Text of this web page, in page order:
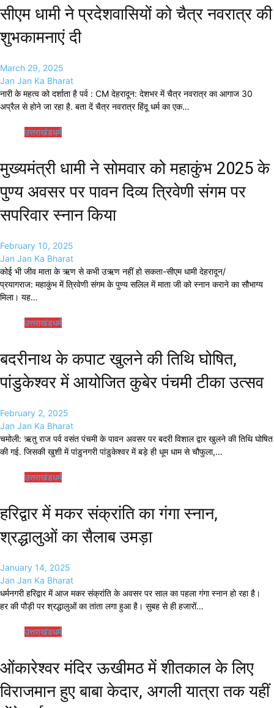
सीएम धामी ने प्रदेशवासियों को चैत्र नवरात्र की
शुभकामनाएं दी
March 29, 2025
Jan Jan Ka Bharat
नारी के महत्व को दर्शाता है पर्व : CM देहरादून: देशभर में चैत्र नवरात्र का आगाज 30
अप्रैल से होने जा रहा है. बता दें चैत्र नवरात्र हिंदू धर्म का एक…
उत्तराखंडधर्म
मुख्यमंत्री धामी ने सोमवार को महाकुंभ 2025 के
पुण्य अवसर पर पावन दिव्य त्रिवेणी संगम पर
सपरिवार स्नान किया
February 10, 2025
Jan Jan Ka Bharat
कोई भी जीव माता के ऋण से कभी उऋण नहीं हो सकता-सीएम धामी देहरादून/
प्रयागराज: महाकुंभ में त्रिवेणी संगम के पुण्य सलिल में माता जी को स्नान कराने का सौभाग्य
मिला। यह…
उत्तराखंडधर्म
बदरीनाथ के कपाट खुलने की तिथि घोषित,
पांडुकेश्वर में आयोजित कुबेर पंचमी टीका उत्सव
February 2, 2025
Jan Jan Ka Bharat
चमोली: ऋतु राज पर्व वसंत पंचमी के पावन अवसर पर बदरी विशाल द्वार खुलने की तिथि घोषित
की गई. जिसकी खुशी में पांडुनगरी पांडुकेश्वर में बड़े ही धूम धाम से चौफुला,…
उत्तराखंडधर्म
हरिद्वार में मकर संक्रांति का गंगा स्नान,
श्रद्धालुओं का सैलाब उमड़ा
January 14, 2025
Jan Jan Ka Bharat
धर्मनगरी हरिद्वार में आज मकर संक्रांति के अवसर पर साल का पहला गंगा स्नान हो रहा है।
हर की पौड़ी पर श्रद्धालुओं का तांता लगा हुआ है। सुबह से ही हजारों…
उत्तराखंडधर्म
ओंकारेश्वर मंदिर ऊखीमठ में शीतकाल के लिए
विराजमान हुए बाबा केदार, अगली यात्रा तक यहीं